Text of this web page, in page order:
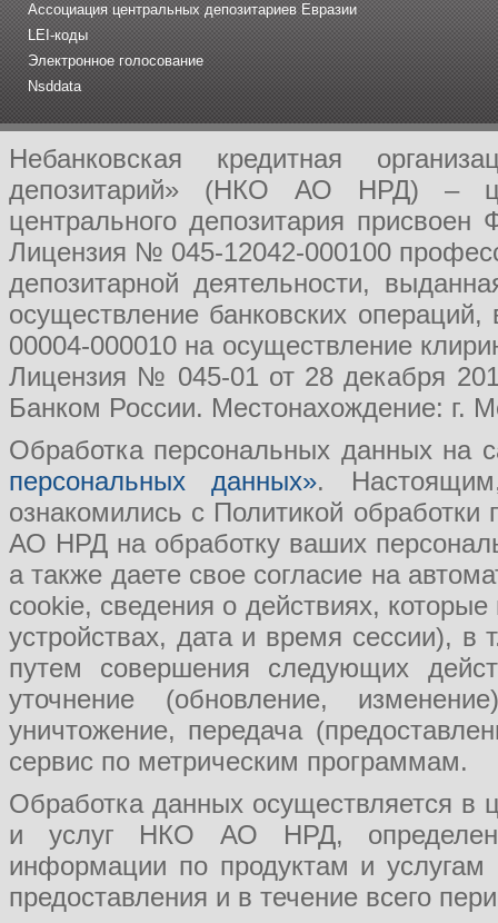
Ассоциация центральных депозитариев Евразии
LEI-коды
Электронное голосование
Nsddata
Небанковская кредитная
депозитарий» (НКО АО НРД) –
центрального депозитария
Лицензия № 045-12042-000100
депозитарной деятельности,
осуществление банковских
00004-000010 на осуществление
Лицензия № 045-01 от 28 декабря
Банком России. Местонахождение: г.
Обработка персональных данных на
персональных данных».
ознакомились с Политикой
АО НРД на обработку ваших
а также даете свое согласие на
cookie, сведения о действиях,
устройствах, дата и время сессии), в
путем совершения следующих
уточнение (обновление,
уничтожение, передача
сервис по метрическим программам.
Обработка данных осуществляется в
и услуг НКО АО НРД, определения
информации по продуктам и
предоставления и в течение всего